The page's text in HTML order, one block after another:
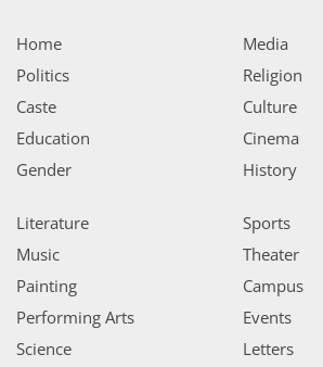
Home
Politics
Caste
Education
Gender
Media
Religion
Culture
Cinema
History
Literature
Music
Painting
Performing Arts
Science
Sports
Theater
Campus
Events
Letters